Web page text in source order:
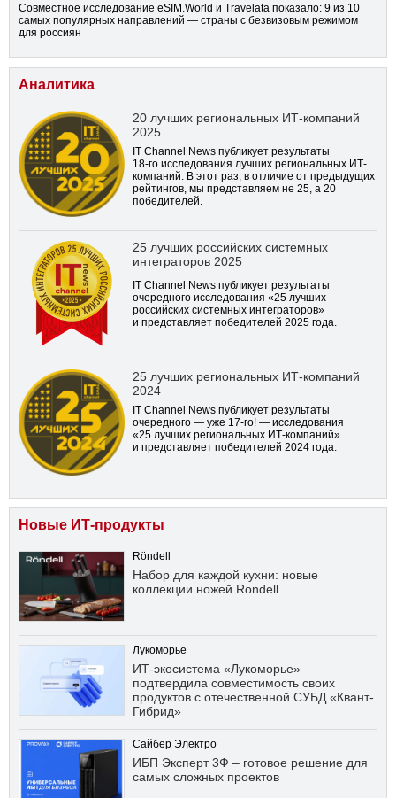
Совместное исследование eSIM.World и Travelata показало: 9 из 10
самых популярных направлений — страны с безвизовым режимом
для россиян
Аналитика
20 лучших региональных ИТ-компаний
2025
IT Channel News публикует результаты
18-го исследования лучших региональных ИТ-
компаний. В этот раз, в отличие от предыдущих
рейтингов, мы представляем не 25, а 20
победителей.
25 лучших российских системных
интеграторов 2025
IT Channel News публикует результаты
очередного исследования «25 лучших
российских системных интеграторов»
и представляет победителей 2025 года.
25 лучших региональных ИТ-компаний
2024
IT Channel News публикует результаты
очередного — уже 17-го! — исследования
«25 лучших региональных ИТ-компаний»
и представляет победителей 2024 года.
Новые ИТ-продукты
Röndell
Набор для каждой кухни: новые
коллекции ножей Rondell
Лукоморье
ИТ-экосистема «Лукоморье»
подтвердила совместимость своих
продуктов с отечественной СУБД «Квант-
Гибрид»
Сайбер Электро
ИБП Эксперт 3Ф – готовое решение для
самых сложных проектов